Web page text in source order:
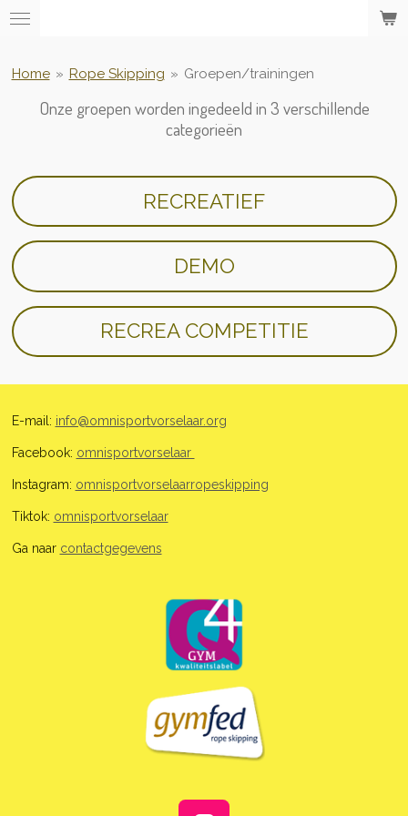
Ga
de
Home » Rope Skipping » Groepen/trainingen
Onze groepen worden ingedeeld in 3 verschillende
categorieën
RECREATIEF
DEMO
RECREA COMPETITIE
E-mail: info@omnisportvorselaar.org
Facebook: omnisportvorselaar
Instagram: omnisportvorselaarropeskipping
Tiktok: omnisportvorselaar
Ga naar contactgegevens